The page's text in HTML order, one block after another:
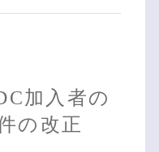
加入者の
の改正